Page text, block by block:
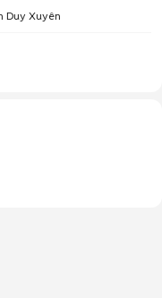
Duy Xuyên